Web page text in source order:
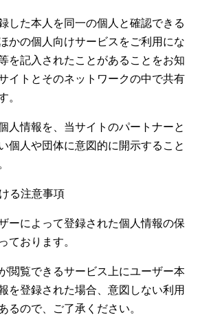
した本人を同一の個人と確認できる
かの個人向けサービスをご利用にな
を記入されたことがあることをお知
イトとそのネットワークの中で共有
。
人情報を、当サイトのパートナーと
個人や団体に意図的に開示すること
る注意事項
ーによって登録された個人情報の保
ております。
閲覧できるサービス上にユーザー本
を登録された場合、意図しない利用
るので、ご了承ください。